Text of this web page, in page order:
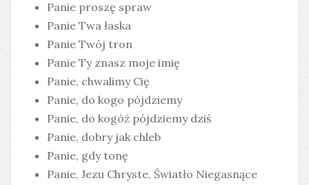
Panie proszę spraw
Panie Twa łaska
Panie Twój tron
Panie Ty znasz moje imię
Panie, chwalimy Cię
Panie, do kogo pójdziemy
Panie, do kogóż pójdziemy dziś
Panie, dobry jak chleb
Panie, gdy tonę
Panie, Jezu Chryste, Światło Niegasnące